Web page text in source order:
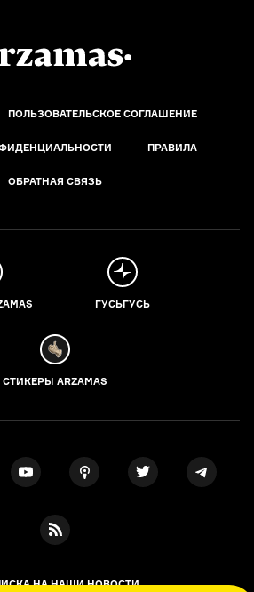
ПОЛЬЗОВАТЕЛЬСКОЕ СОГЛАШЕНИЕ
ПРАВИЛА
ОБРАТНАЯ СВЯЗЬ
ГУСЬГУСЬ
СТИКЕРЫ ARZAMAS
НА НАШИ НОВОСТИ